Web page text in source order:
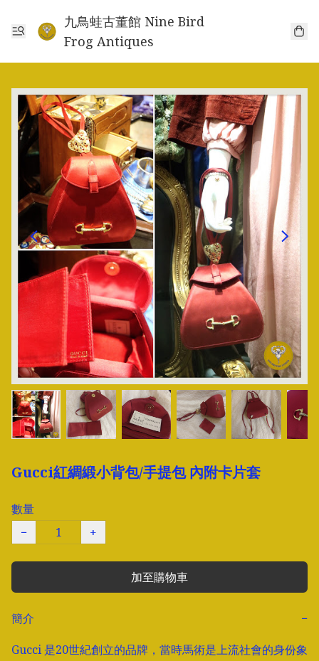
九鳥蛙古董館 Nine Bird
Frog Antiques
Gucci紅綢緞小背包/手提包 內附卡片套
數量
−
+
加至購物車
簡介
−
Gucci 是20世紀創立的品牌，當時馬術是上流社會的身份象